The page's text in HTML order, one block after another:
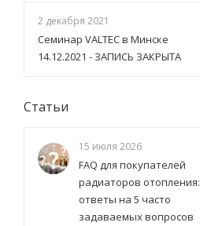
2 декабря 2021
Семинар VALTEC в Минске
14.12.2021 - ЗАПИСЬ ЗАКРЫТА
Статьи
15 июля 2026
FAQ для покупателей
радиаторов отопления:
ответы на 5 часто
задаваемых вопросов